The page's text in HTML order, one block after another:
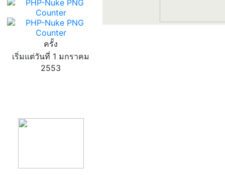
ครั้ง
เริ่มแต่วันที่ 1 มกราคม
2553